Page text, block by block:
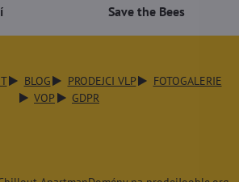
Save the Bees
BLOG PRODEJCI VLP
FOTOGALERIE
VOP
GDPR